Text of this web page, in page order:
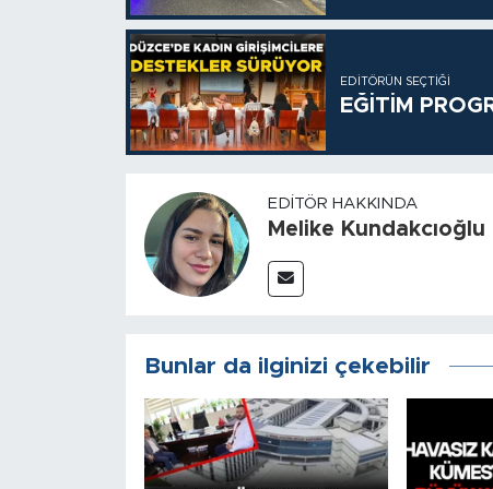
EDITÖRÜN SEÇTIĞI
EĞİTİM
EDITÖR HAKKINDA
Melike Kundakcıoğlu
Bunlar da ilginizi çekebilir